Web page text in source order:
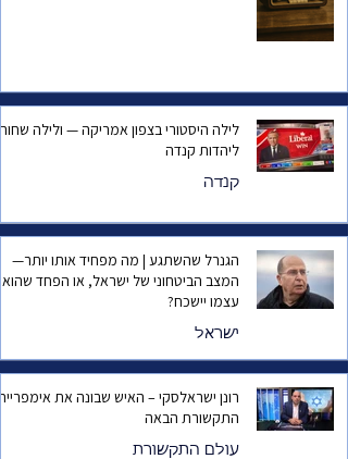
לילה היסטורי בצפון אמריקה — ולילה שחור
ליהדות קנדה
קנדה
הגנרל שהשתגע | מה מפחיד אותו יותר—
המצב הביטחוני של ישראל, או הפחד שהוא
עצמו יישכח?
ישראל
רונן ישראלסקי – האיש שבונה את
התקשורת הבאה
עולם התקשורת